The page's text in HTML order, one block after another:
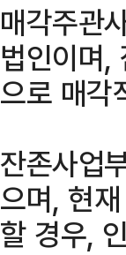
매각주관
법인이며,
으로 매각
잔존사업
으며, 현
할 경우,